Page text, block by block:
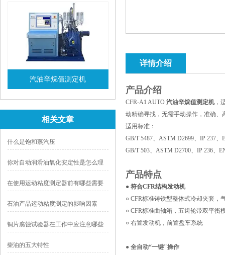
汽油辛烷值测定机
查看详情
相关文章
什么是饱和蒸汽压
你对自动润滑油氧化安定性是怎么理
在使用运动粘度测定器前有哪些需要
石油产品运动粘度测定的影响因素
铜片腐蚀试验器在工作中应注意哪些
柴油的五大特性
详情介绍
产品介绍
CFR-A1 AUTO 汽油辛烷值测定机，
动精确寻找，无需手动操作，准确、
适用标准：
GB/T 5487、ASTM D2699、IP 237、
GB/T 503、ASTM D2700、IP 236、
产品特点
● 符合CFR结构发动机
○ CFR标准铸铁型整体式冷却夹套，
○ CFR标准曲轴箱，五齿轮带双平衡
○ 右置发动机，前置盘车系统
● 全自动“一键"操作